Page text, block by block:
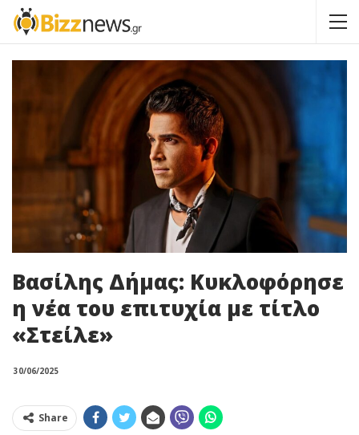
Βασίλης Δήμας: Κυκλοφόρησε
η νέα του επιτυχία με τίτλο
«Στείλε»
30/06/2025
Share